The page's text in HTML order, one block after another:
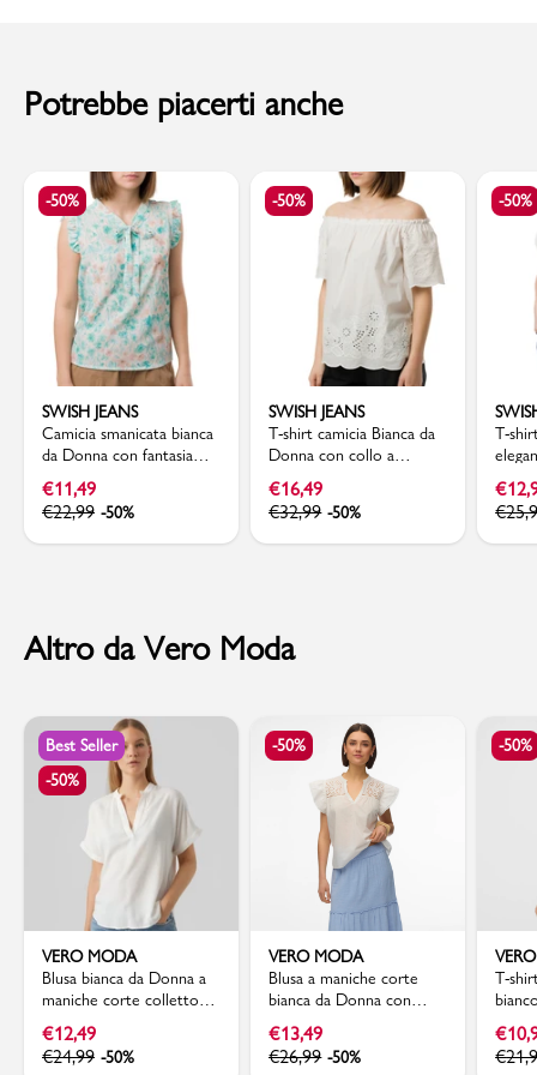
Potrebbe piacerti anche
-50%
SWISH JEANS
Camicia smanicata bianca
da Donna con fantasia
floreale e rouches Swish
Jeans
€11,49
€22,99 -50%
-50%
SWISH JEANS
T-shirt camicia Bianca da
Donna con collo a
barchetta e maniche in
Sangallo Swish Jeans
€16,49
€32,99 -50%
-50%
T-
Jeans
€
€
Altro da Vero Moda
Best Seller
-50%
VERO MODA
Blusa bianca da Donna a
maniche corte colletto
alla coreana Vero Moda
€12,49
€24,99 -50%
-50%
VERO MODA
Blusa a maniche corte
bianca da Donna con
ricami sciangallo Vero
Moda
€13,49
€26,99 -50%
-50%
T-
Vero
€
€